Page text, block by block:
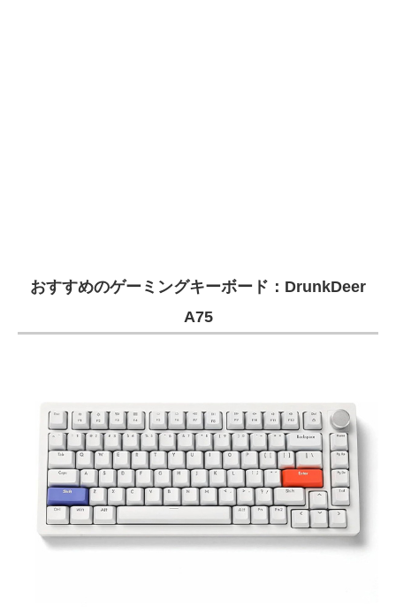
おすすめのゲーミングキーボード：DrunkDeer
A75